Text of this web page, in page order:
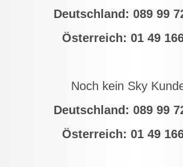
Deutschland: 089 99
Österreich: 01 49
Noch kein Sky
Deutschland: 089 99
Österreich: 01 49